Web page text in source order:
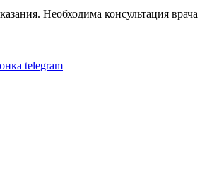
Необходима консультация врача